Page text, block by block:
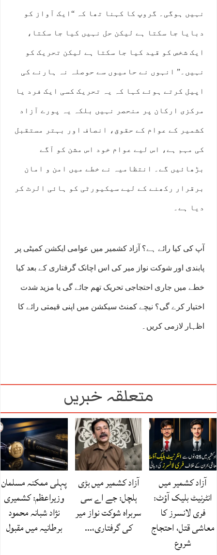
نہیں ہوگی۔ گروپ کا کہنا تھا کہ “ایک آواز کو
دبایا جا سکتا ہے لیکن حل نہیں کیا جا سکتا،
ایک شخص کو قید کیا جا سکتا ہے لیکن تحریک کو
نہیں۔” انہوں نے حامیوں سے حوصلہ نہ ہارنے کی
اپیل کرتے ہوئے کہا کہ یہ تحریک کسی ایک فرد یا
مرکزی ارکان پر منحصر نہیں بلکہ یہ پورے آزاد
کشمیر کے عوام کے حقوق، انصاف اور بہتر مستقبل
کی مہم ہے، اس لیے عوام خود اس مشن کو آگے
بڑھائیں گے۔ انتظامیہ نے خطے میں امن و امان
برقرار رکھنے کے لیے سیکیورٹی کو ہائی الرٹ کر
دیا ہے۔
آپ کی کیا رائے ہے؟ آزاد کشمیر میں عوامی ایکشن کمیٹی پر
پابندی اور شوکت نواز میر کی اس اچانک گرفتاری کے بعد کیا
خطے میں جاری احتجاجی تحریک تھم جائے گی یا مزید شدت
اختیار کرے گی؟ نیچے کمنٹ سیکشن میں اپنی قیمتی رائے کا
اظہار لازمی کریں۔
متعلقہ خبریں
آزاد کشمیر میں
انٹرنیٹ بلیک آؤٹ:
فری لانسرز کا
معاشی قتل، احتجاج
شروع
آزاد کشمیر میں بڑی
ہلچل: جے اے سی
سربراہ شوکت نواز میر
کی گرفتاری،…
پہلی ممکنہ مسلمان
وزیراعظم: کشمیری
نژاد شبانہ محمود
برطانیہ میں مقبول